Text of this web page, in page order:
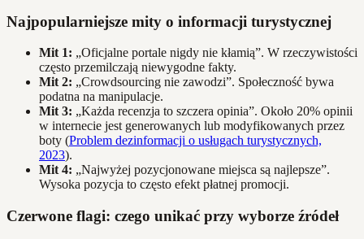
Najpopularniejsze mity o informacji turystycznej
Mit 1: „Oficjalne portale nigdy nie kłamią”. W rzeczywistości
często przemilczają niewygodne fakty.
Mit 2: „Crowdsourcing nie zawodzi”. Społeczność bywa
podatna na manipulacje.
Mit 3: „Każda recenzja to szczera opinia”. Około 20% opinii
w internecie jest generowanych lub modyfikowanych przez
boty (Problem dezinformacji o usługach turystycznych,
2023).
Mit 4: „Najwyżej pozycjonowane miejsca są najlepsze”.
Wysoka pozycja to często efekt płatnej promocji.
Czerwone flagi: czego unikać przy wyborze źródeł